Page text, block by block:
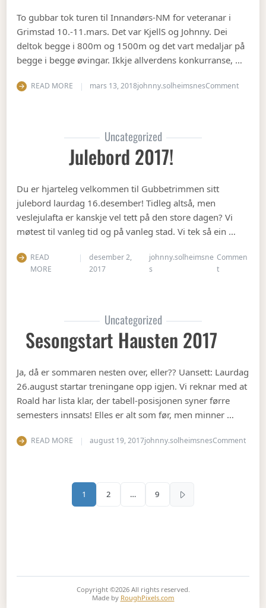
To gubbar tok turen til Innandørs-NM for veteranar i
Grimstad 10.-11.mars. Det var KjellS og Johnny. Dei
deltok begge i 800m og 1500m og det vart medaljar på
begge i begge øvingar. Ikkje allverdens konkurranse, …
READ MORE mars 13, 2018johnny.solheimsnesCommenton
Uncategorized
Julebord 2017!
Du er hjarteleg velkommen til Gubbetrimmen sitt
julebord laurdag 16.desember! Tidleg altså, men
veslejulafta er kanskje vel tett på den store dagen? Vi
møtest til vanleg tid og på vanleg stad. Vi tek så ein …
READ
MORE
desember 2,
2017
johnny.solheimsne
s
Commen
ton Julebord
Uncategorized
Sesongstart Hausten 2017
Ja, då er sommaren nesten over, eller?? Uansett: Laurdag
26.august startar treningane opp igjen. Vi reknar med at
Roald har lista klar, der tabell-posisjonen syner førre
semesters innsats! Elles er alt som før, men minner …
READ MORE august 19, 2017johnny.solheimsnesCommenton
Sidepaginering
1 2 … 9
Copyright ©2026 All rights reserved.
Made by RoughPixels.com